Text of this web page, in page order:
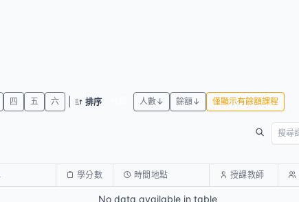
四 五 六 排序 人數↓ 餘額↓ 僅顯示有餘額課程
學分數 時間地點 授課教師
No data available in table